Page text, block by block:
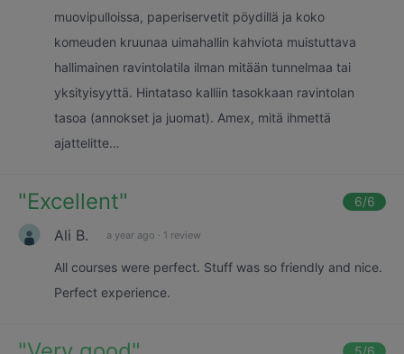
muovipulloissa, paperiservetit pöydillä ja koko
komeuden kruunaa uimahallin kahviota muistuttava
hallimainen ravintolatila ilman mitään tunnelmaa tai
yksityisyyttä. Hintataso kalliin tasokkaan ravintolan
tasoa (annokset ja juomat). Amex, mitä ihmettä
ajattelitte…
"Excellent" 6/6
Ali B. a year ago · 1 review
All courses were perfect. Stuff was so friendly and nice.
Perfect experience.
5/6